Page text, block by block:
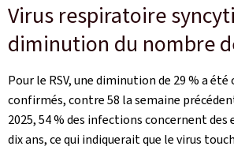
Virus respiratoire
diminution du nombre
Pour le RSV, une diminution de 29 % a été
confirmés, contre 58 la semaine
2025, 54 % des infections concernent des
dix ans, ce qui indiquerait que le virus